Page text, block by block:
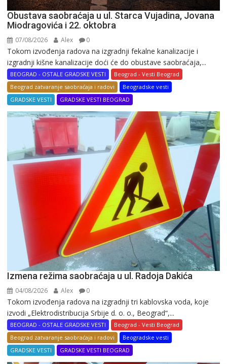
Obustava saobraćaja u ul. Starca Vujadina, Jovana
Miodragovića i 22. oktobra
07/08/2026 Alex 0
Tokom izvođenja radova na izgradnji fekalne kanalizacije i
izgradnji kišne kanalizacije doći će do obustave saobraćaja,...
BEOGRAD - OSTALE GRADSKE VESTI
Beograd - Vesti Beograd
Beograd zatvaranje saobraćaja i radovi
Beogradske vesti
GRADSKE VESTI
GRADSKE VESTI BEOGRAD
Izmena režima saobraćaja u ul. Radoja Dakića
04/08/2026 Alex 0
Tokom izvođenja radova na izgradnji tri kablovska voda, koje
izvodi „Elektrodistribucija Srbije d. o. o., Beograd“,...
BEOGRAD - OSTALE GRADSKE VESTI
Beograd - Vesti Beograd
Beograd zatvaranje saobraćaja i radovi
Beogradske vesti
GRADSKE VESTI
GRADSKE VESTI BEOGRAD